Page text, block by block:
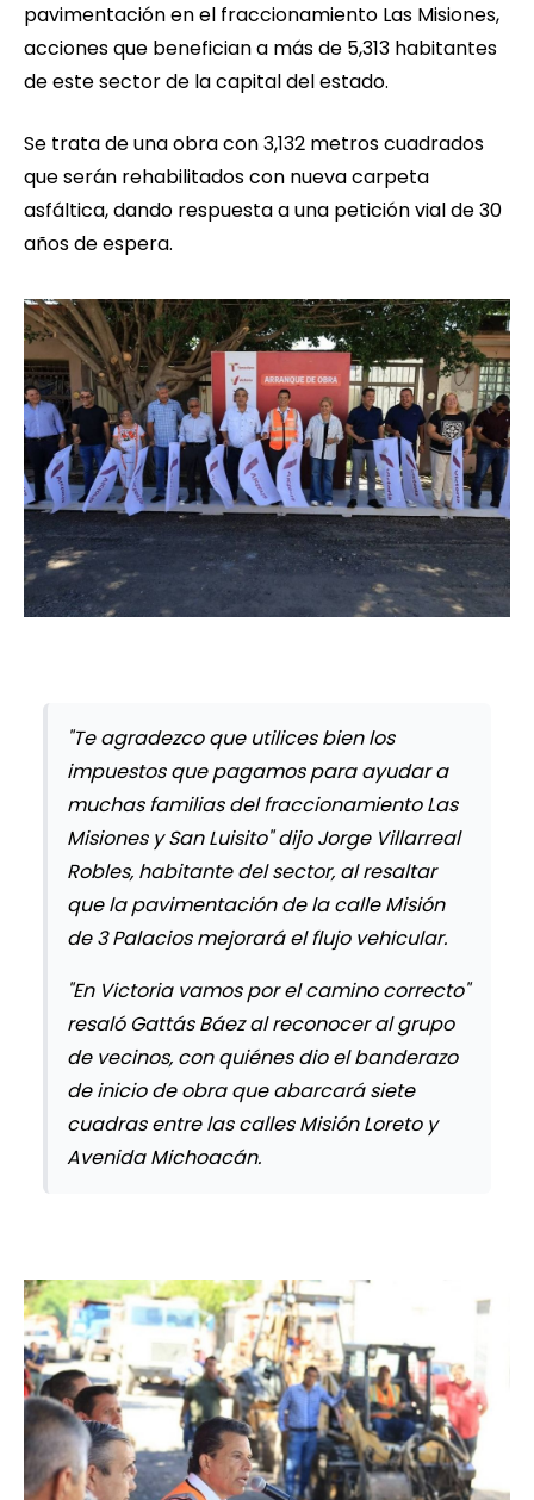
pavimentación en el fraccionamiento Las Misiones,
acciones que benefician a más de 5,313 habitantes
de este sector de la capital del estado.
Se trata de una obra con 3,132 metros cuadrados
que serán rehabilitados con nueva carpeta
asfáltica, dando respuesta a una petición vial de 30
años de espera.
"Te agradezco que utilices bien los
impuestos que pagamos para ayudar a
muchas familias del fraccionamiento Las
Misiones y San Luisito" dijo Jorge Villarreal
Robles, habitante del sector, al resaltar
que la pavimentación de la calle Misión
de 3 Palacios mejorará el flujo vehicular.
"En Victoria vamos por el camino correcto"
resaló Gattás Báez al reconocer al grupo
de vecinos, con quiénes dio el banderazo
de inicio de obra que abarcará siete
cuadras entre las calles Misión Loreto y
Avenida Michoacán.